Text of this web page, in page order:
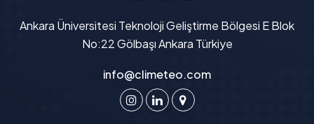
Ankara Üniversitesi Teknoloji Geliştirme Bölgesi E Blok
No:22 Gölbaşı Ankara Türkiye
info@climeteo.com